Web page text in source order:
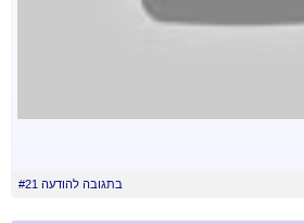
בתגובה להודעה #21